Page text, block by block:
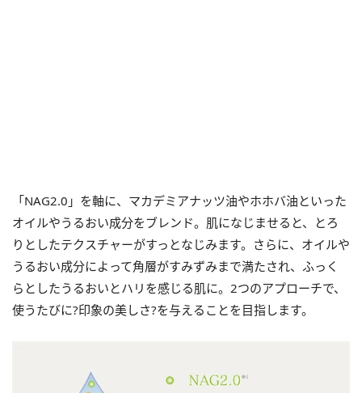
「NAG2.0」を軸に、マカデミアナッツ油やホホバ油といった
オイルやうるおい成分をブレンド。肌になじませると、とろ
りとしたテクスチャーがすっとなじみます。さらに、オイルや
うるおい成分によって角層がすみずみまで満たされ、ふっく
らとしたうるおいとハリを感じる肌に。2つのアプローチで、
使うたびに?印象の美しさ?を与えることを目指します。